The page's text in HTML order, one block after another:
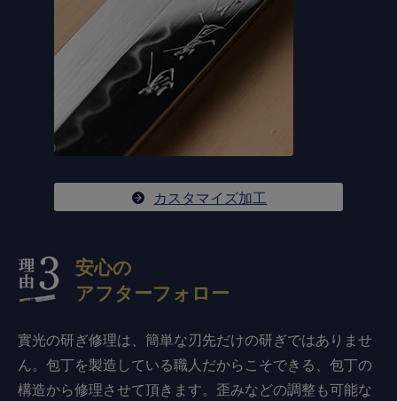
カスタマイズ加工
安心の
アフターフォロー
實光の研ぎ修理は、簡単な刃先だけの研ぎではありませ
ん。包丁を製造している職人だからこそできる、包丁の
構造から修理させて頂きます。歪みなどの調整も可能な